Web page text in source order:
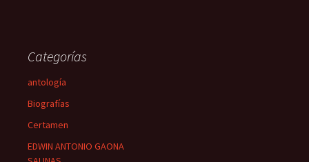
Categorías
antología
Biografías
Certamen
EDWIN ANTONIO GAONA